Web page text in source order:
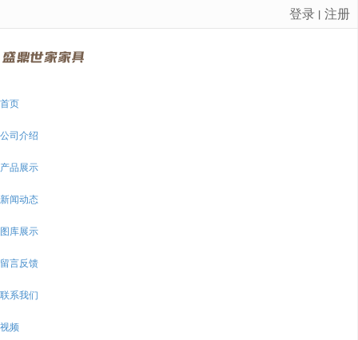
很遗憾，因您的浏览器版本过低导致无法获得最佳浏览体验，推荐下载安装谷歌浏览器！
登录 丨 注册
首页
公司介绍
产品展示
新闻动态
图库展示
留言反馈
联系我们
视频